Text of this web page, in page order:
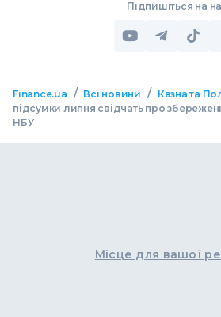
Підпишіться на
Finance.ua / Всі новини / Казна та
підсумки липня свідчать про
НБУ
Місце для вашої